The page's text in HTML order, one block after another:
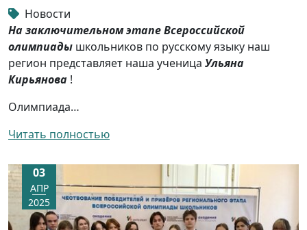
Новости
На заключительном этапе Всероссийской
олимпиады школьников по русскому языку наш
регион представляет наша ученица Ульяна
Кирьянова !
Олимпиада…
Читать полностью
03
АПР
2025